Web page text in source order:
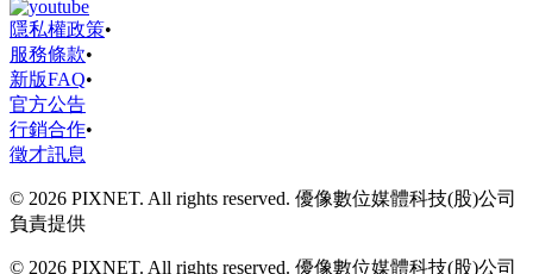
隱私權政策•
服務條款•
新版FAQ•
官方公告
行銷合作•
徵才訊息
© 2026 PIXNET. All rights reserved. 優像數位媒體科技(股)公司
負責提供
© 2026 PIXNET. All rights reserved. 優像數位媒體科技(股)公司